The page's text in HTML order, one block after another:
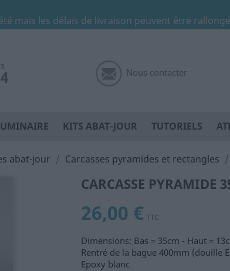
mais les délais de livraison peuvent être
Nous contacter
KITS ABAT-JOUR TUTORIELS
abat-jour Carcasses pyramides et rectangles
CARCASSE PYRAMIDE
26,00 € TTC
Dimensions: Bas = 35cm - Haut =
Rentré de la bague 400mm (douille
Epoxy blanc